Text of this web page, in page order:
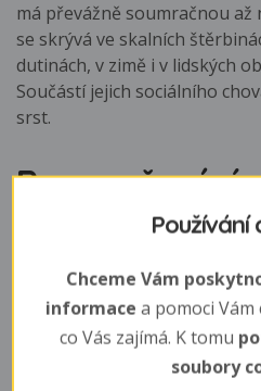
má převážně soumračnou
se skrývá ve skalních
dutinách, v zimě i v lidských
Součástí jejich sociálního
srst.
Rozmnožování
páření probíhá mezi březnem
někdy i péči o potomstvo jí
myš může mít 2 - 5 vrhů do
Používání
Chceme Vám
informace a pomoci
co Vás zajímá. K tomu
soubory